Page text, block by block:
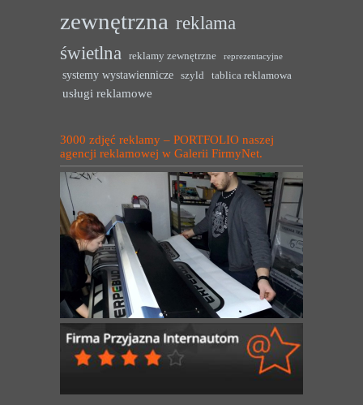
zewnętrzna reklama
świetlna
reklamy zewnętrzne reprezentacyjne
systemy wystawiennicze szyld tablica reklamowa
usługi reklamowe
3000 zdjęć reklamy – PORTFOLIO naszej
agencji reklamowej w Galerii FirmyNet.